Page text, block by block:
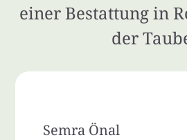
einer Bestattung in
der
Semra Önal